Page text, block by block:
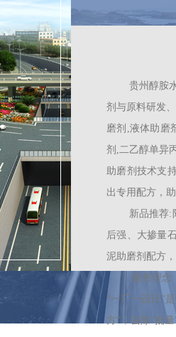
贵州醇胺
剂 与原料研发
磨剂,液体助磨
剂,二乙醇单异
助磨剂技术支
出专用配方，
新品推荐:
后强、大掺量
泥助磨剂配方
服务理念：
“一厂一设计”
方”，去除“批量